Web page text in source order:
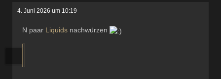
4. Juni 2026 um 10:19
N paar Liquids nachwürzen